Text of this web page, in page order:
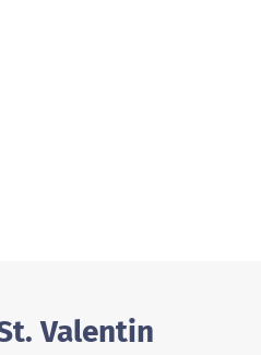
Valentin